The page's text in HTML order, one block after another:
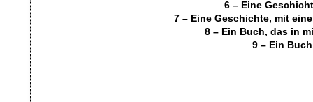
6 – Eine
7 – Eine Geschichte, mit
8 – Ein Buch, das in
9 – Ein